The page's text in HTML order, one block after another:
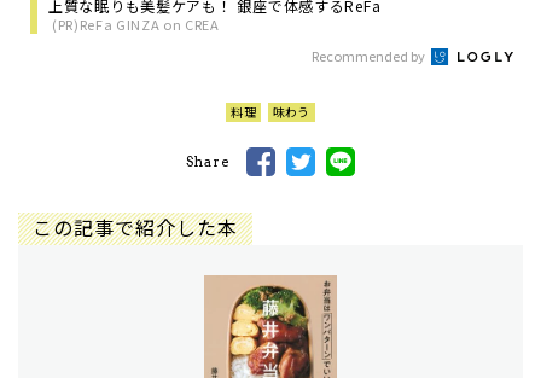
上質な眠りも美髪ケアも！ 銀座で体感するReFa
(PR)ReFa GINZA on CREA
Recommended by
料理 味わう
Share
この記事で紹介した本